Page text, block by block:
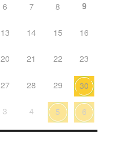
6 7 8 9
13 14 15 16
20 21 22 23
27 28 29 30
3 4 5 6